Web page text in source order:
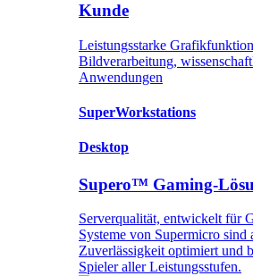
Kunde
Leistungsstarke
Bildverarbeitung,
Anwendungen
SuperWorkstations
Desktop
Supero™ Gaming-
Serverqualität, entwickelt für
Systeme von Supermicro sind
Zuverlässigkeit optimiert und
Spieler aller Leistungsstufen.